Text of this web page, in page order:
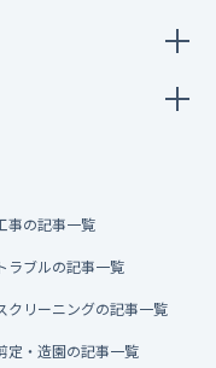
事の記事一覧
ラブルの記事一覧
クリーニングの記事一覧
定・造園の記事一覧